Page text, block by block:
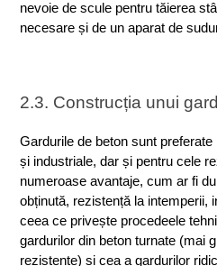
nevoie de scule pentru tăierea
necesare și de un aparat de
2.3. Construcția unui
Gardurile de beton sunt
și industriale, dar și pentru cele
numeroase avantaje, cum ar fi
obținută, rezistență la intemperii,
ceea ce privește procedeele
gardurilor din beton turnate (mai
rezistente) și cea a gardurilor